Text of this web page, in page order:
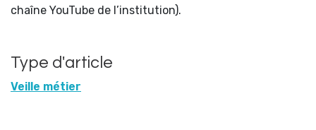
chaîne YouTube de l’institution).
Type d'article
Veille métier